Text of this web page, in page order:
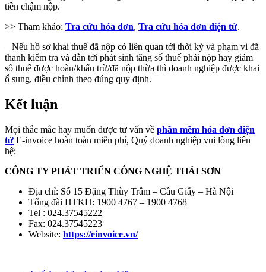
tiền chậm nộp.
>> Tham khảo: Tra cứu hóa đơn, Tra cứu hóa đơn điện tử.
– Nếu hồ sơ khai thuế đã nộp có liên quan tới thời kỳ và phạm vi đã
thanh kiểm tra và dẫn tới phát sinh tăng số thuế phải nộp hay giảm
số thuế được hoàn/khấu trừ/đã nộp thừa thì doanh nghiệp được khai
ổ sung, điều chỉnh theo đúng quy định.
Kết luận
Mọi thắc mắc hay muốn được tư vấn về phần mềm hóa đơn điện
tử E-invoice hoàn toàn miễn phí, Quý doanh nghiệp vui lòng liên
hệ:
CÔNG TY PHÁT TRIỂN CÔNG NGHỆ THÁI SƠN
Địa chỉ: Số 15 Đặng Thùy Trâm – Cầu Giấy – Hà Nội
Tổng đài HTKH: 1900 4767 – 1900 4768
Tel : 024.37545222
Fax: 024.37545223
Website: https://einvoice.vn/